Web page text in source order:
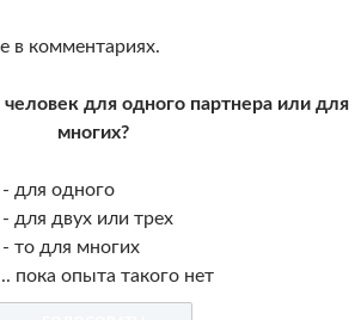
в комментариях.
для одного партнера или для
многих?
для одного
для двух или трех
то для многих
пока опыта такого нет